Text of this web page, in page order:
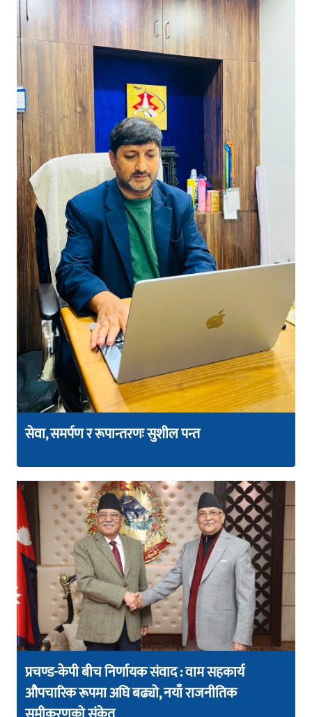
सेवा, समर्पण र रूपान्तरणः सुशील पन्त
प्रचण्ड-केपी बीच निर्णायक संवाद : वाम सहकार्य
औपचारिक रूपमा अघि बढ्यो, नयाँ राजनीतिक